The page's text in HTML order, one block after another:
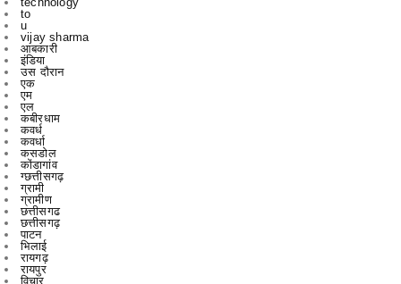
इंडिया
उस दौरान
एक
एम
एल
कबीरधाम
कवर्ध
कवर्धा
कसडोल
कोंडागांव
ग्छत्तीसगढ़
ग्रामी
ग्रामीण
छत्तीसगढ
छत्तीसगढ़
पाटन
भिलाई
रायगढ़
रायपुर
विचार
विचार मंथन
विचारमंथन
शहर
शहरChhattisgarrh